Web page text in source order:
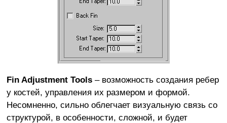
Fin Adjustment Tools– возможность создания ребер
у костей, управления их размером и формой.
Несомненно, сильно облегчает визуальную связь со
структурой, в особенности, сложной, и будет